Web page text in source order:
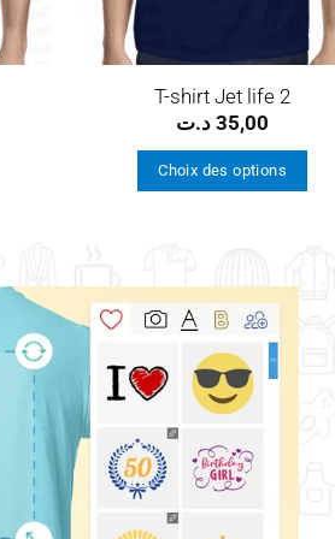
T-shirt Jet life 2
35,00 د.ت
Choix des options
plusieurs
variations.
Les
options
peuvent
être
choisies